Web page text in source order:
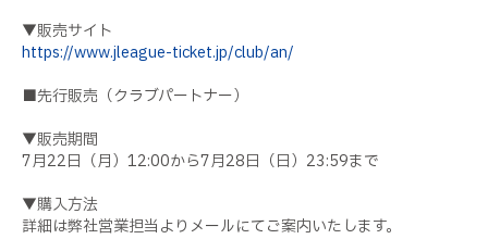
▼販売サイト
https://www.jleague-ticket.jp/club/an/
■先行販売（クラブパートナー）
▼販売期間
7月22日（月）12:00から7月28日（日）23:59まで
▼購入方法
詳細は弊社営業担当よりメールにてご案内いたします。